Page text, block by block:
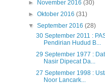
►
November 2016(30)
►Oktober 2016(31)
▼September 2016(28)
30 September 2011 :
Pendirian Hudud B...
29 September 1977 :
Nasir Dipecat Da...
27 September 1998 :
Noor Lancark...